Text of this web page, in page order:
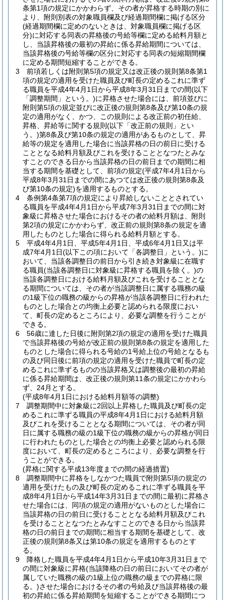
条第1項の規定にかかわらず、その者が昇格する時期の別に
より、附則別表の対象職員欄及び経過期間欄に掲げる区分
(経過期間欄に定めのないときは、対象職員欄に掲げる区
分)に対応する同表の昇格後の号給等欄に定める給料月額と
し、当該昇格後の最初の昇給に係る昇給期間については、
当該昇格後の号給等欄の区分に対応する同表の短縮期間欄
に定める期間短縮することができる。
3
前項若しくは附則第5項の規定又は改正後の規則第8条第1
項の規定の適用を受けた職員及び町長の定めるこれに準ず
る職員を平成4年4月1日から平成8年3月31日までの間(以下
「調整期間」という。)に昇格させた場合には、前項並びに
附則第5項の規定並びに改正後の規則第8条及び第10条の規
定の適用がなく、かつ、この規則による改正前の初任給、
昇格、昇給等に関する規則 (以下「改正前の規則」とい
う。)第8条及び第10条の規定の適用があるものとして、昇
給等の規定を適用した場合に当該昇格の日の前日に受ける
こととなる給料月額及びこれを受けることとなつたとみな
すことのできる日から当該昇格の日の前日までの期間に相
当する期間を基礎として、前項の規定(平成7年4月1日から
平成8年3月31日までの間にあつては改正後の規則第8条及
び第10条の規定)を適用するものとする。
4
条例第4条第7項の規定により昇給しないこととされてい
る職員を平成4年4月1日から平成7年3月31日までの間に対
象級に昇格させた場合におけるその者の給料月額は、附則
第2項の規定にかかわらず、改正前の規則第8条の規定を適
用したものとした場合に得られる給料月額とする。
5
平成4年4月1日、平成5年4月1日、平成6年4月1日又は平
成7年4月1日(以下この項において「各調整日」という。)に
おいて、当該各調整日の前日から引き続き対象級に在職す
る職員(当該各調整日に対象級に昇格する職員を除く。)の
当該各調整日における給料月額及びこれを受けることとな
る期間については、その者が当該調整日に属する職務の級
の1級下位の職務の級からの昇格が当該各調整日に行われた
ものとした場合との均衡上必要と認められる限度におい
て、町長の定めるところにより、必要な調整を行うことが
できる。
6
56歳に達した日後に附則第2項の規定の適用を受けた職員
で当該昇格後の号給が改正前の規則第8条の規定を適用した
ものとした場合に得られる号給の1号給上位の号給となるも
の及び同日後に前項の規定の適用を受けた職員で町長の定
めるこれに準ずるものの当該昇格又は調整後の最初の昇給
に係る昇給期間は、改正後の規則第11条の規定にかかわら
ず、24月とする。
(平成8年4月1日における給料月額等の調整)
7
調整期間中に対象級に2回以上昇格した職員及び町長の定
めるこれに準ずる職員の平成8年4月1日における給料月額
及びこれを受けることとなる期間については、その者が同
日に属する職務の級の1級下位の職務の級からの昇格が同日
に行われたものとした場合との均衡上必要と認められる限
度において、町長の定めるところにより、必要な調整を行
うことができる。
(昇格に関する平成13年度までの間の経過措置)
8
調整期間中に昇格をしなかつた職員で附則第5項の規定の
適用を受けたもの及び町長の定めるこれに準ずる職員を平
成8年4月1日から平成14年3月31日までの間に最初に昇格さ
せた場合には、同項の規定の適用がないものとした場合に
当該昇格の日の前日に受けることとなる給料月額及びこれ
を受けることとなつたとみなすことのできる日から当該昇
格の日の前日までの期間に相当する期間を基礎として、改
正後の規則第8条又は第10条の規定を適用するものとす
る。
9
降格した職員を平成4年4月1日から平成10年3月31日まで
の間に対象級に昇格(当該降格の日の前日においてその者が
属していた職務の級の1級上位の職務の級までの昇格に限
る。)させた場合におけるその者の号給及び当該昇格後の最
初の昇給に係る昇給期間を短縮することができる期間につ